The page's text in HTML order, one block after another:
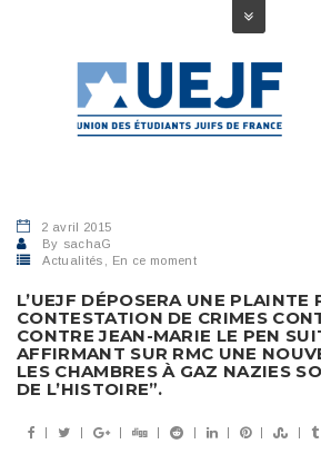
2 avril 2015
By sachaG
Actualités
En ce moment
L’UEJF DÉPOSERA UNE PLAINTE
CONTESTATION DE CRIMES
CONTRE JEAN-MARIE LE PEN
AFFIRMANT SUR RMC UNE
LES CHAMBRES À GAZ NAZIES
DE L’HISTOIRE”.